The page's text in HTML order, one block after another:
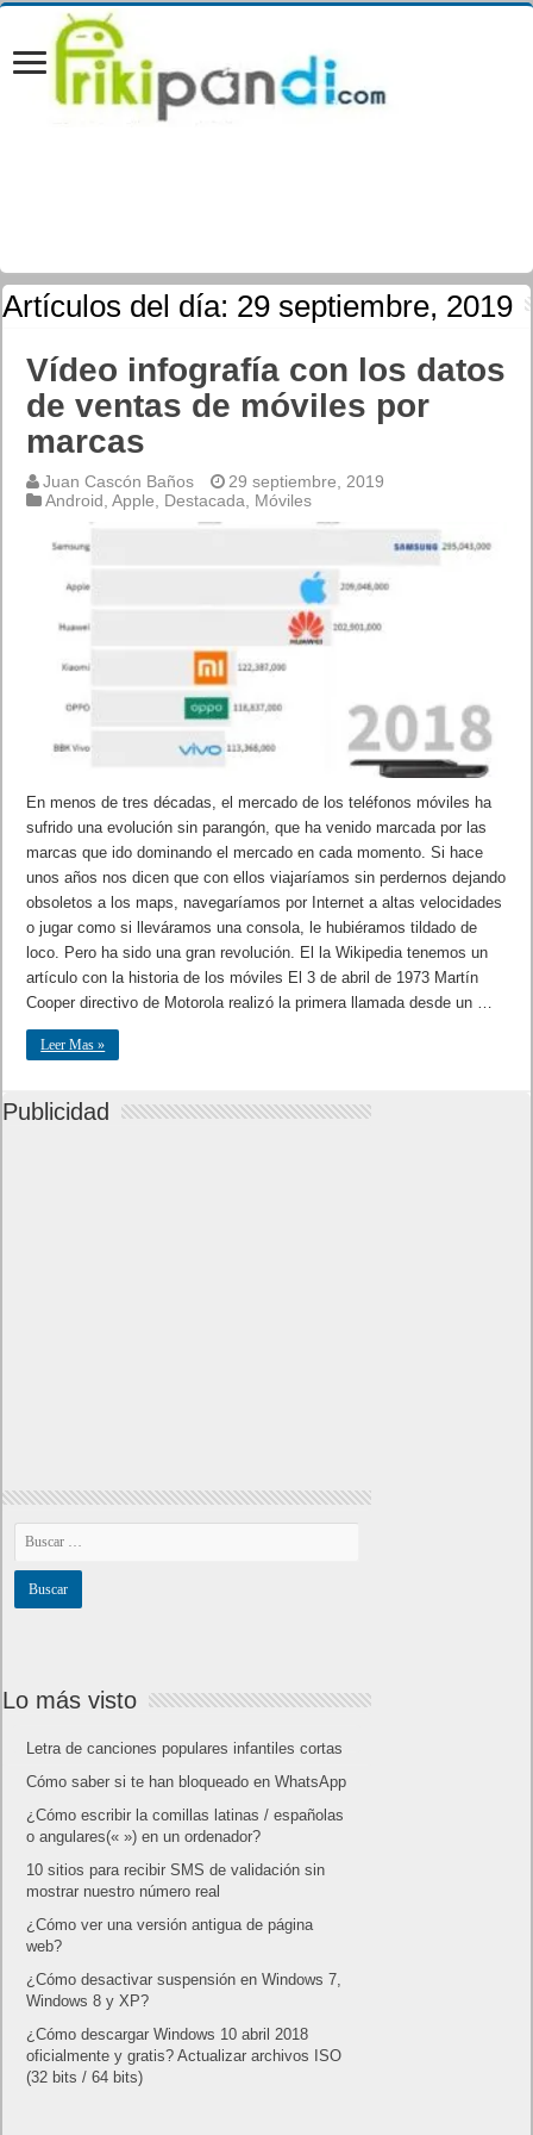
Artículos del día: 29 septiembre, 2019
Vídeo infografía con los datos
de ventas de móviles por
marcas
Juan Cascón Baños
29 septiembre, 2019
Android ,Apple Destacada Móviles
En menos de tres décadas, el mercado de los teléfonos móviles ha
sufrido una evolución sin parangón, que ha venido marcada por las
marcas que ido dominando el mercado en cada momento. Si hace
unos años nos dicen que con ellos viajaríamos sin perdernos dejando
obsoletos a los maps, navegaríamos por Internet a altas velocidades
o jugar como si lleváramos una consola, le hubiéramos tildado de
loco. Pero ha sido una gran revolución. El la Wikipedia tenemos un
artículo con la historia de los móviles El 3 de abril de 1973​ Martín
Cooper directivo de Motorola realizó la primera llamada desde un …
Leer Mas »
Publicidad
Lo más visto
Letra de canciones populares infantiles cortas
Cómo saber si te han bloqueado en WhatsApp
¿Cómo escribir la comillas latinas / españolas
o angulares(« ») en un ordenador?
10 sitios para recibir SMS de validación sin
mostrar nuestro número real
¿Cómo ver una versión antigua de página
web?
¿Cómo desactivar suspensión en Windows 7,
Windows 8 y XP?
¿Cómo descargar Windows 10 abril 2018
oficialmente y gratis? Actualizar archivos ISO
(32 bits / 64 bits)